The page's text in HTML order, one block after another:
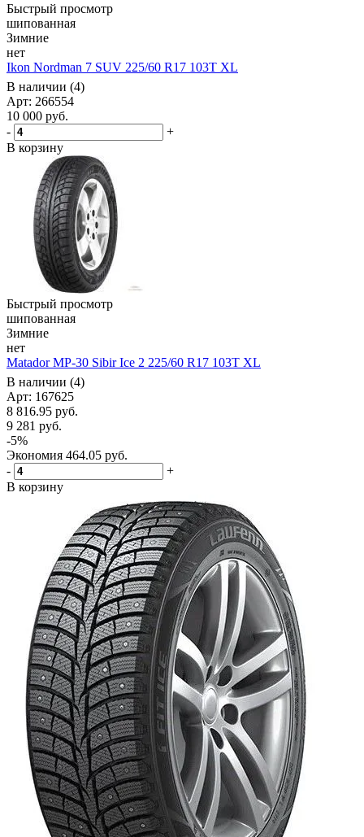
Быстрый просмотр
шипованная
Зимние
нет
Ikon Nordman 7 SUV 225/60 R17 103T XL
В наличии (4)
Арт: 266554
10 000 руб.
-
+
В корзину
Быстрый просмотр
шипованная
Зимние
нет
Matador MP-30 Sibir Ice 2 225/60 R17 103T XL
В наличии (4)
Арт: 167625
8 816.95 руб.
9 281 руб.
-5%
Экономия 464.05 руб.
-
+
В корзину